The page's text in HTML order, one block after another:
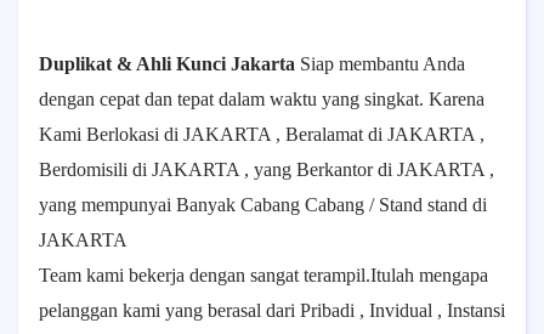
Duplikat & Ahli Kunci Jakarta Siap membantu Anda
dengan cepat dan tepat dalam waktu yang singkat. Karena
Kami Berlokasi di JAKARTA , Beralamat di JAKARTA ,
Berdomisili di JAKARTA , yang Berkantor di JAKARTA ,
yang mempunyai Banyak Cabang Cabang / Stand stand di
JAKARTA
Team kami bekerja dengan sangat terampil.Itulah mengapa
pelanggan kami yang berasal dari Pribadi , Invidual , Instansi